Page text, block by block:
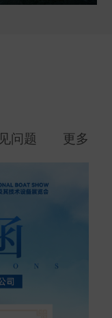
问题 更多